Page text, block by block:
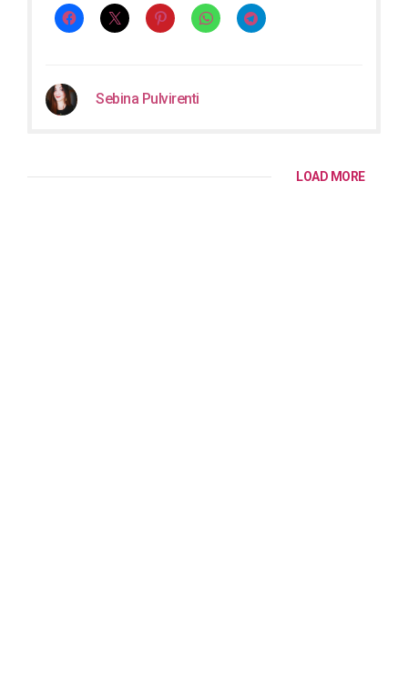
Sebina Pulvirenti
LOAD MORE